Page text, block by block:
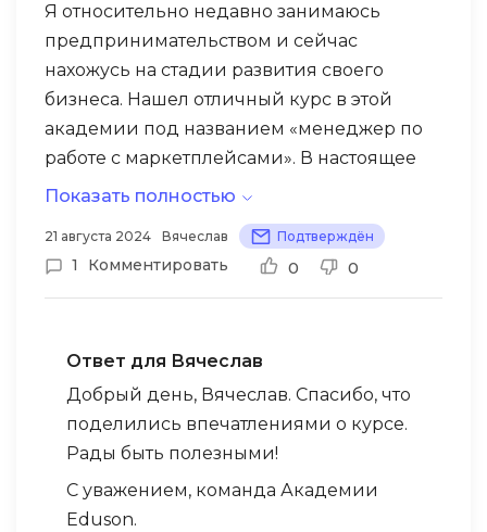
Я относительно недавно занимаюсь
предпринимательством и сейчас
нахожусь на стадии развития своего
бизнеса. Нашел отличный курс в этой
академии под названием «менеджер по
работе с маркетплейсами». В настоящее
время активно его изучаю. Есть
меня особенно актуальны. Курс
подготовлен ведущими специалистами,
на которых стоит ориентироваться и
Показать полностью
21 августа 2024 Вячеслав Подтверждён
1 Комментировать 0 0
Ответ для Вячеслав
Добрый день, Вячеслав. Спасибо, что
поделились впечатлениями о курсе.
Рады быть полезными!
С уважением, команда Академии
Eduson.